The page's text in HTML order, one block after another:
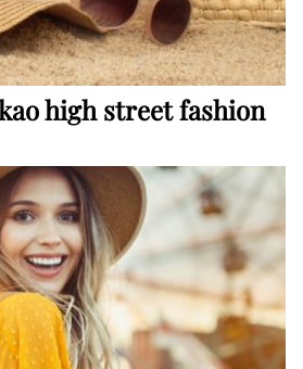
high street fashion